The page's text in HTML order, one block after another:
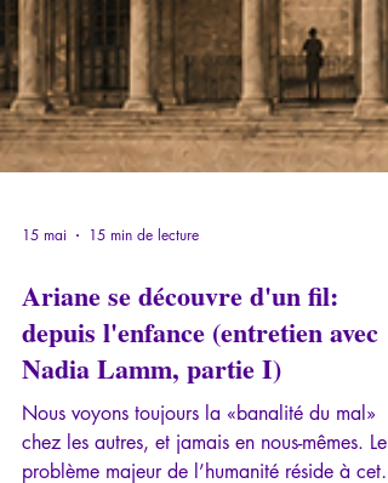
15 mai 15 min de lecture
Ariane se découvre d'un fil:
depuis l'enfance (entretien avec
Nadia Lamm, partie I)
Nous voyons toujours la «banalité du mal»